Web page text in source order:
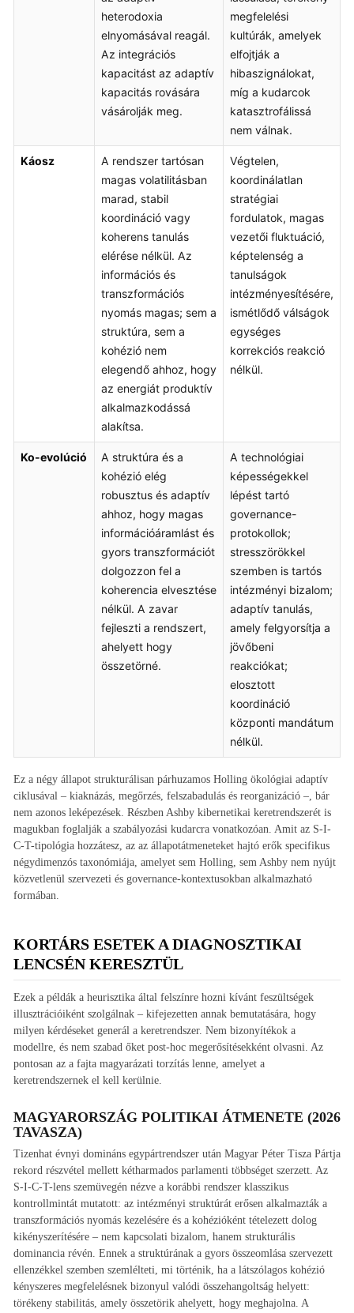
heterodoxia
elnyomásával reagál.
Az integrációs
kapacitást az adaptív
kapacitás rovására
vásárolják meg.
megfelelési
kultúrák, amelyek
elfojtják a
hibaszignálokat,
míg a kudarcok
katasztrofálissá
nem válnak.
Káosz
A rendszer tartósan
magas volatilitásban
marad, stabil
koordináció vagy
koherens tanulás
elérése nélkül. Az
információs és
transzformációs
nyomás magas; sem a
struktúra, sem a
kohézió nem
elegendő ahhoz, hogy
az energiát produktív
alkalmazkodássá
alakítsa.
Végtelen,
koordinálatlan
stratégiai
fordulatok, magas
vezetői fluktuáció,
képtelenség a
tanulságok
intézményesítésére,
ismétlődő válságok
egységes
korrekciós reakció
nélkül.
Ko-evolúció
A struktúra és a
kohézió elég
robusztus és adaptív
ahhoz, hogy magas
információáramlást és
gyors transzformációt
dolgozzon fel a
koherencia elvesztése
nélkül. A zavar
fejleszti a rendszert,
ahelyett hogy
összetörné.
A technológiai
képességekkel
lépést tartó
governance-
protokollok;
stresszörökkel
szemben is tartós
intézményi bizalom;
adaptív tanulás,
amely felgyorsítja a
jövőbeni
reakciókat;
elosztott
koordináció
központi mandátum
nélkül.
Ez a négy állapot strukturálisan párhuzamos Holling ökológiai adaptív
ciklusával – kiaknázás, megőrzés, felszabadulás és reorganizáció –, bár
nem azonos leképezések. Részben Ashby kibernetikai keretrendszerét is
magukban foglalják a szabályozási kudarcra vonatkozóan. Amit az S-I-
C-T-tipológia hozzátesz, az az állapotátmeneteket hajtó erők specifikus
négydimenzós taxonómiája, amelyet sem Holling, sem Ashby nem nyújt
közvetlenül szervezeti és governance-kontextusokban alkalmazható
formában.
KORTÁRS ESETEK A DIAGNOSZTIKAI
LENCSÉN KERESZTÜL
Ezek a példák a heurisztika által felszínre hozni kívánt feszültségek
illusztrációiként szolgálnak – kifejezetten annak bemutatására, hogy
milyen kérdéseket generál a keretrendszer. Nem bizonyítékok a
modellre, és nem szabad őket post-hoc megerősítésekként olvasni. Az
pontosan az a fajta magyarázati torzítás lenne, amelyet a
keretrendszernek el kell kerülnie.
MAGYARORSZÁG POLITIKAI ÁTMENETE (2026
TAVASZA)
Tizenhat évnyi domináns egypártrendszer után Magyar Péter Tisza Pártja
rekord részvétel mellett kétharmados parlamenti többséget szerzett. Az
S-I-C-T-lens szemüvegén nézve a korábbi rendszer klasszikus
kontrollmintát mutatott: az intézményi struktúrát erősen alkalmazták a
transzformációs nyomás kezelésére és a kohézióként tételezett dolog
kikényszerítésére – nem kapcsolati bizalom, hanem strukturális
dominancia révén. Ennek a struktúrának a gyors összeomlása szervezett
ellenzékkel szemben szemlélteti, mi történik, ha a látszólagos kohézió
kényszeres megfelelésnek bizonyul valódi összehangoltság helyett:
törékeny stabilitás, amely összetörik ahelyett, hogy meghajolna. A